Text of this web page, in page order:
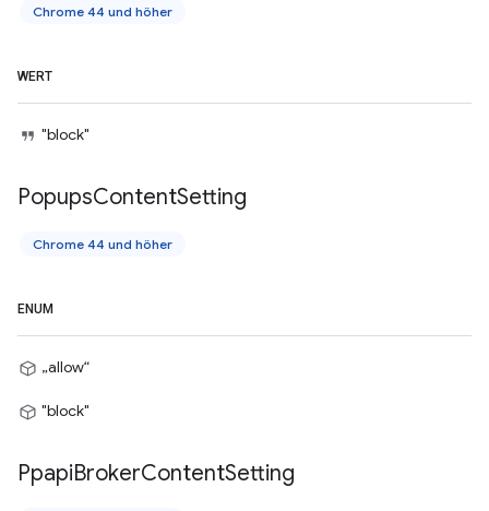
Chrome 44 und höher
WERT
"block"
PopupsContentSetting
Chrome 44 und höher
ENUM
„allow“
"block"
PpapiBrokerContentSetting